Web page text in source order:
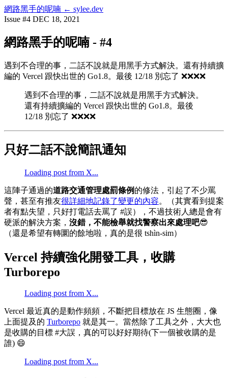
網路黑手的呢喃 ← sylee.dev
Issue #4 DEC 18, 2021
網路黑手的呢喃 - #4
遇到不合理的事，二話不說就是用黑手方式解決。還有持續擴
編的 Vercel 跟快出世的 Go1.8。最後 12/18 別忘了 ❌❌❌❌
遇到不合理的事，二話不說就是用黑手方式解決。
還有持續擴編的 Vercel 跟快出世的 Go1.8。最後
12/18 別忘了 ❌❌❌❌
只好二話不說簡訊通知
Loading post from X...
這陣子通過的道路交通管理處罰條例 的修法，引起了不少罵
聲，甚至有推友很詳細地記錄了變更的內容。（其實看到提案
者有點失望，只好打電話去罵了 #誤），不過技術人總是會有
硬派的解決方案， 沒錯，不能檢舉就找警察出來處理吧😎
（還是希望有轉圜的餘地啦，真的是很 tshìn-sim）
Vercel 持續強化開發工具，收購
Turborepo
Loading post from X...
Vercel 最近真的是動作頻頻，不斷把目標放在 JS 生態圈，像
上面提及的 Turborepo 就是其一。當然除了工具之外，大大也
是收購的目標 #大誤，真的可以好好期待(下一個被收購的是
誰) 😄
Loading post from X...